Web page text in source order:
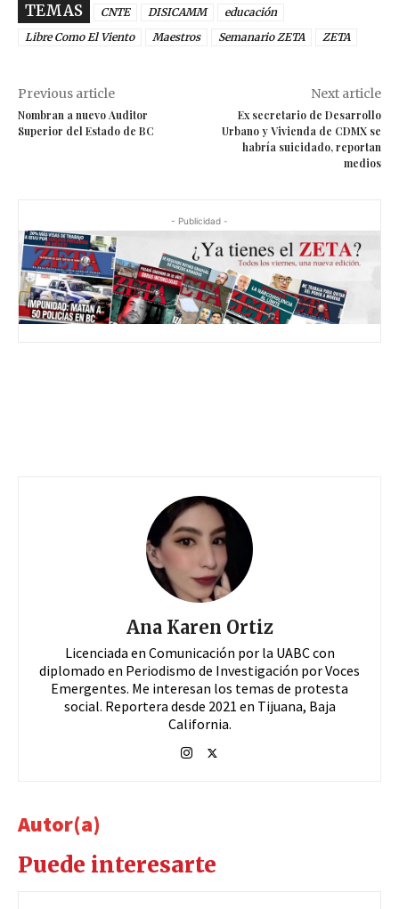
TEMAS CNTE DISICAMM
educación
Libre Como El Viento
Maestros Semanario ZETA ZETA
Previous article
Nombran a nuevo Auditor
Superior del Estado de BC
Next article
Ex secretario de Desarrollo
Urbano y Vivienda de CDMX se
habría suicidado, reportan
medios
- Publicidad -
Ana Karen Ortiz
Licenciada en Comunicación por la UABC con
diplomado en Periodismo de Investigación por Voces
Emergentes. Me interesan los temas de protesta
social. Reportera desde 2021 en Tijuana, Baja
California.
Autor(a)
Puede interesarte